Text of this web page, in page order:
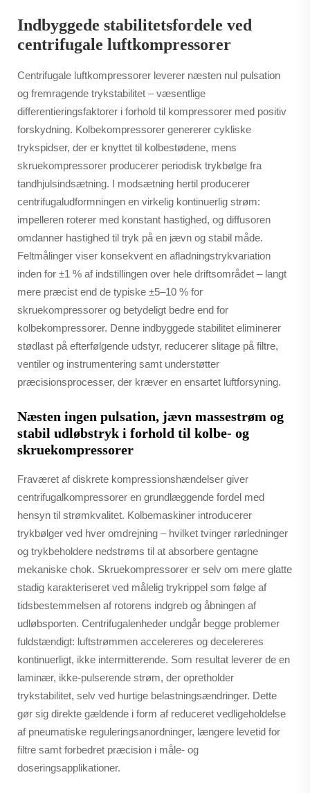
Indbyggede stabilitetsfordele ved
centrifugale luftkompressorer
Centrifugale luftkompressorer leverer næsten nul pulsation
og fremragende trykstabilitet – væsentlige
differentieringsfaktorer i forhold til kompressorer med positiv
forskydning. Kolbekompressorer genererer cykliske
trykspidser, der er knyttet til kolbestødene, mens
skruekompressorer producerer periodisk trykbølge fra
tandhjulsindsætning. I modsætning hertil producerer
centrifugaludformningen en virkelig kontinuerlig strøm:
impelleren roterer med konstant hastighed, og diffusoren
omdanner hastighed til tryk på en jævn og stabil måde.
Feltmålinger viser konsekvent en afladningstrykvariation
inden for ±1 % af indstillingen over hele driftsområdet – langt
mere præcist end de typiske ±5–10 % for
skruekompressorer og betydeligt bedre end for
kolbekompressorer. Denne indbyggede stabilitet eliminerer
stødlast på efterfølgende udstyr, reducerer slitage på filtre,
ventiler og instrumentering samt understøtter
præcisionsprocesser, der kræver en ensartet luftforsyning.
Næsten ingen pulsation, jævn massestrøm og
stabil udløbstryk i forhold til kolbe- og
skruekompressorer
Fraværet af diskrete kompressionshændelser giver
centrifugalkompressorer en grundlæggende fordel med
hensyn til strømkvalitet. Kolbemaskiner introducerer
trykbølger ved hver omdrejning – hvilket tvinger rørledninger
og trykbeholdere nedstrøms til at absorbere gentagne
mekaniske chok. Skruekompressorer er selv om mere glatte
stadig karakteriseret ved målelig trykrippel som følge af
tidsbestemmelsen af rotorens indgreb og åbningen af
udløbsporten. Centrifugalenheder undgår begge problemer
fuldstændigt: luftstrømmen accelereres og decelereres
kontinuerligt, ikke intermitterende. Som resultat leverer de en
laminær, ikke-pulserende strøm, der opretholder
trykstabilitet, selv ved hurtige belastningsændringer. Dette
gør sig direkte gældende i form af reduceret vedligeholdelse
af pneumatiske reguleringsanordninger, længere levetid for
filtre samt forbedret præcision i måle- og
doseringsapplikationer.